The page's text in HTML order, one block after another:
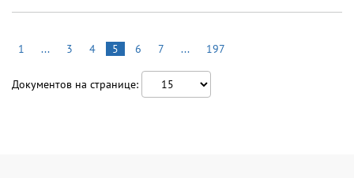
1 ... 3 4 5 6 7 ... 197
Документов на странице: